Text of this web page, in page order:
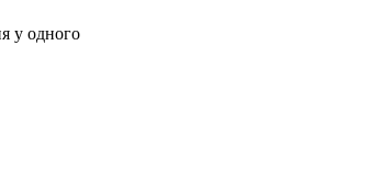
у одного